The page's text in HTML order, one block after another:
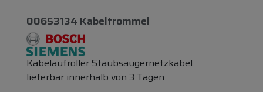
00653134 Kabeltrommel
Kabelaufroller Staubsaugernetzkabel
lieferbar innerhalb von 3 Tagen